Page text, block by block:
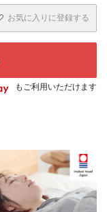
お気に入りに登録する
もご利用いただけます